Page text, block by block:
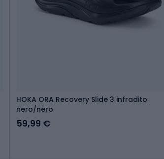
HOKA ORA Recovery Slide 3 infradito
nero/nero
59,99 €